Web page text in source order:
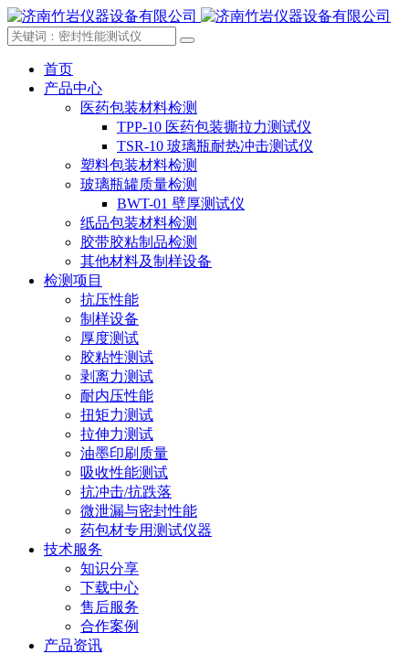
首页
产品中心
医药包装材料检测
TPP-10 医药包装撕拉力测试仪
TSR-10 玻璃瓶耐热冲击测试仪
塑料包装材料检测
玻璃瓶罐质量检测
BWT-01 壁厚测试仪
纸品包装材料检测
胶带胶粘制品检测
其他材料及制样设备
检测项目
抗压性能
制样设备
厚度测试
胶粘性测试
剥离力测试
耐内压性能
扭矩力测试
拉伸力测试
油墨印刷质量
吸收性能测试
抗冲击/抗跌落
微泄漏与密封性能
药包材专用测试仪器
技术服务
知识分享
下载中心
售后服务
合作案例
产品资讯